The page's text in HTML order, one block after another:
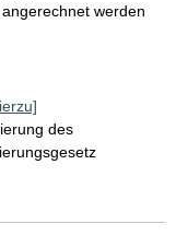
werden
des